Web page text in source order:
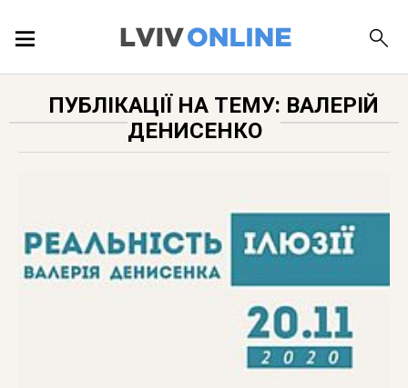
ПУБЛІКАЦІЇ
ПУБЛІКАЦІЇ НА ТЕМУ: ВАЛЕРІЙ
ДЕНИСЕНКО